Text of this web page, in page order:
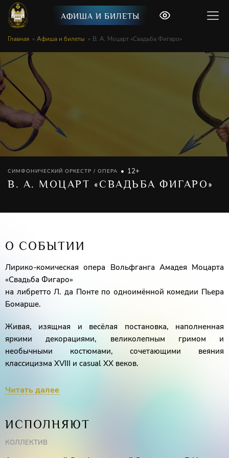
АФИША И БИЛЕТЫ
Главная Афиша и билеты В. А. Моцарт «Свадьба Фигаро»
СИМФОНИЧЕСКИЙ ОРКЕСТР / ОПЕРА 12+
В. А. МОЦАРТ «СВАДЬБА ФИГАРО»
О СОБЫТИИ
Лирико-комическая опера Вольфганга Амадея Моцарта
«Свадьба Фигаро»
на либретто Л. да Понте по одноимённой комедии Пьера
Бомарше.
Живая, изящная и весёлая постановка, наполненная
яркими декорациями, великолепным гримом и
необычными костюмами, сочетающими веяния
классицизма XVIII и casual XX веков.
Действие происходит в Испании в конце XVIII века. В доме
– Сюзане. Однако сам граф не очень-то рад: оказывается,
остановится, чтобы помешать предстоящему торжеству.
Читать далее
ИСПОЛНЯЮТ
КОЛЛЕКТИВ